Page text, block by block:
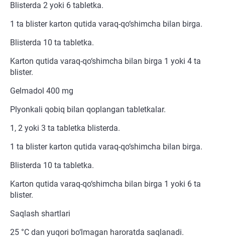
Blisterda 2 yoki 6 tabletka.
1 ta blister karton qutida varaq-qo‘shimcha bilan birga.
Blisterda 10 ta tabletka.
Karton qutida varaq-qo‘shimcha bilan birga 1 yoki 4 ta
blister.
Gelmadol 400 mg
Plyonkali qobiq bilan qoplangan tabletkalar.
1, 2 yoki 3 ta tabletka blisterda.
1 ta blister karton qutida varaq-qo‘shimcha bilan birga.
Blisterda 10 ta tabletka.
Karton qutida varaq-qo‘shimcha bilan birga 1 yoki 6 ta
blister.
Saqlash shartlari
25 °C dan yuqori bo‘lmagan haroratda saqlanadi.